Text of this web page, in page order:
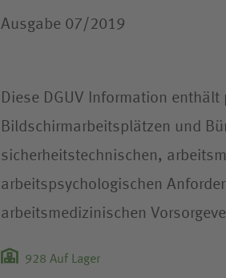
Ausgabe 07/2019
Diese DGUV Information
Bildschirmarbeitsplätzen und
sicherheitstechnischen,
arbeitspsychologischen
arbeitsmedizinischen
928 Auf Lager